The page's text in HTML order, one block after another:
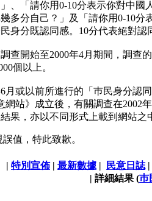
、「請你用0-10分表示你對中
多分自己？」及「請你用0-10
身分既認同感。10分代表絕對
查開始至2000年4月期間，調查
個以上。
月或以前所進行的「巿民身分認
網站》成立後，有關調查在2002
果，亦以不同形式上載到網站之
值，特此致歉。
| 特別宣佈| 最新數據 | 民意日誌 |
| 詳細結果 (巿